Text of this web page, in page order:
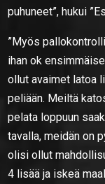
puhuneet”, hukui
”Myös
ihan ok
ollut avaimet latoa
peliään. Meiltä
pelata loppuun
tavalla, meidän on
olisi ollut
4 lisää ja iskeä